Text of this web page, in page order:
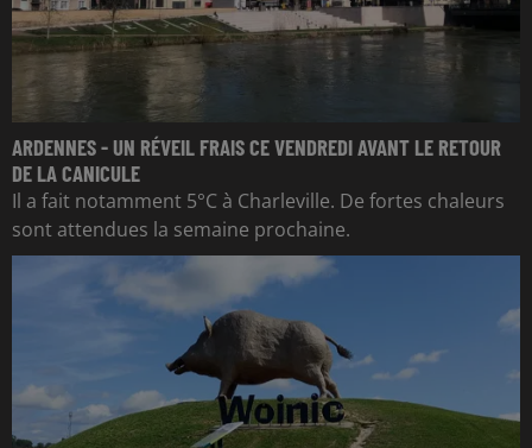
ARDENNES - UN RÉVEIL FRAIS CE VENDREDI AVANT LE RETOUR
DE LA CANICULE
Il a fait notamment 5°C à Charleville. De fortes chaleurs
sont attendues la semaine prochaine.